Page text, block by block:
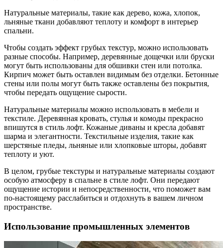
Натуральные материалы, такие как дерево, кожа, хлопок,
льняные ткани добавляют теплоту и комфорт в интерьер
спальни.
Чтобы создать эффект грубых текстур, можно использовать
разные способы. Например, деревянные дощечки или бруски
могут быть использованы для обшивки стен или потолка.
Кирпич может быть оставлен видимым без отделки. Бетонные
стены или полы могут быть также оставлены без покрытия,
чтобы передать ощущение сырости.
Натуральные материалы можно использовать в мебели и
текстиле. Деревянная кровать, стулья и комоды прекрасно
впишутся в стиль лофт. Кожаные диваны и кресла добавят
шарма и элегантности. Текстильные изделия, такие как
шерстяные пледы, льняные или хлопковые шторы, добавят
теплоту и уют.
В целом, грубые текстуры и натуральные материалы создают
особую атмосферу в спальне в стиле лофт. Они передают
ощущение истории и непосредственности, что поможет вам
по-настоящему расслабиться и отдохнуть в вашем личном
пространстве.
Использование промышленных элементов